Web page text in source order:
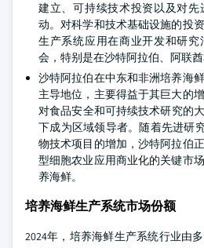
建立、可持续技术投资以及对
动。对科学和技术基础设施的投
生产系统应用在商业开发和研
会，特别是在沙特阿拉伯、阿联酋
沙特阿拉伯在中东和非洲培养海
主导地位，主要得益于其巨大的
对食品安全和可持续技术研究的
下成为区域领导者。随着先进研
物技术项目的增加，沙特阿拉伯
型细胞农业应用商业化的关键市
养海鲜。
培养海鲜生产系统市场份额
2024年，培养海鲜生产系统行业由